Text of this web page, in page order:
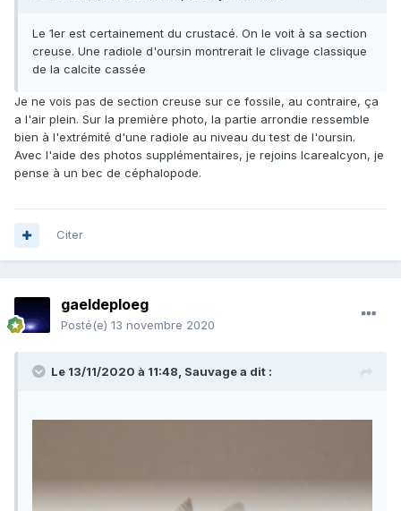
Le 1er est certainement du crustacé. On le voit à sa section
creuse. Une radiole d'oursin montrerait le clivage classique
de la calcite cassée
Je ne vois pas de section creuse sur ce fossile, au contraire, ça
a l'air plein. Sur la première photo, la partie arrondie ressemble
bien à l'extrémité d'une radiole au niveau du test de l'oursin.
Avec l'aide des photos supplémentaires, je rejoins Icarealcyon, je
pense à un bec de céphalopode.
Citer
gaeldeploeg
Posté(e) 13 novembre 2020
Le 13/11/2020 à 11:48, Sauvagea dit :